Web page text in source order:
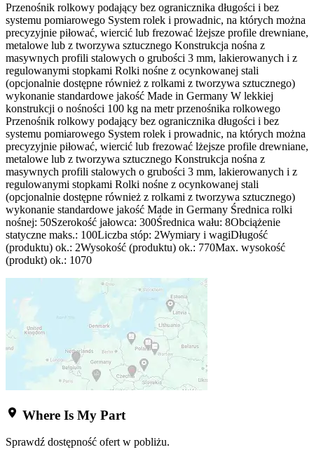
Przenośnik rolkowy podający bez ogranicznika długości i bez
systemu pomiarowego System rolek i prowadnic, na których można
precyzyjnie piłować, wiercić lub frezować lżejsze profile drewniane,
metalowe lub z tworzywa sztucznego Konstrukcja nośna z
masywnych profili stalowych o grubości 3 mm, lakierowanych i z
regulowanymi stopkami Rolki nośne z ocynkowanej stali
(opcjonalnie dostępne również z rolkami z tworzywa sztucznego)
wykonanie standardowe jakość Made in Germany W lekkiej
konstrukcji o nośności 100 kg na metr przenośnika rolkowego
Przenośnik rolkowy podający bez ogranicznika długości i bez
systemu pomiarowego System rolek i prowadnic, na których można
precyzyjnie piłować, wiercić lub frezować lżejsze profile drewniane,
metalowe lub z tworzywa sztucznego Konstrukcja nośna z
masywnych profili stalowych o grubości 3 mm, lakierowanych i z
regulowanymi stopkami Rolki nośne z ocynkowanej stali
(opcjonalnie dostępne również z rolkami z tworzywa sztucznego)
wykonanie standardowe jakość Made in Germany Średnica rolki
nośnej: 50Szerokość jałowca: 300Średnica wału: 8Obciążenie
statyczne maks.: 100Liczba stóp: 2Wymiary i wagiDługość
(produktu) ok.: 2Wysokość (produktu) ok.: 770Max. wysokość
(produkt) ok.: 1070
Where Is My Part
Sprawdź dostępność ofert w pobliżu.